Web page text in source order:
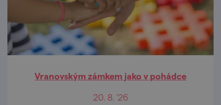
Vranovským zámkem jako v pohádce
20. 8. '26